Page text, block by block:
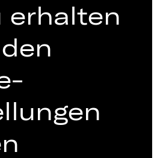
des Damenclubs
Oper Nürnberg.
erhalten